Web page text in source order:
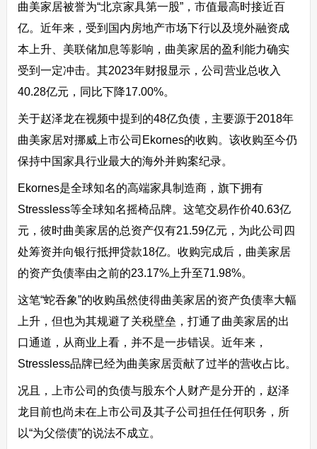
曲美家居被誉为“北京家具第一股”，市值最高时接近百
亿。近年来，受到国内房地产市场下行以及境外融资成
本上升、美联储加息等影响，曲美家居的盈利能力确实
受到一定冲击。其2023年财报显示，公司营业总收入
40.28亿元，同比下降17.00%。
关于赵泽龙在视频中提到的48亿负债，主要源于2018年
曲美家居对挪威上市公司Ekornes的收购。该收购至今仍
保持中国家具行业最大的海外并购案纪录。
Ekornes是全球知名的高端家具制造商，旗下拥有
Stressless等全球知名摇椅品牌。这笔交易作价40.63亿
元，彼时曲美家居的总资产仅有21.59亿元，为此公司四
处筹资并向银行抵押贷款18亿。收购完成后，曲美家居
的资产负债率由之前的23.17%上升至71.98%。
这笔“蛇吞象”的收购虽然使得曲美家居的资产负债率大幅
上升，但也为其规避了关税壁垒，打通了曲美家居的出
口通道，从商业上看，并不是一步错误。近年来，
Stressless品牌已经为曲美家居贡献了过半的营收占比。
况且，上市公司的负债与股东个人财产是分开的，赵泽
龙目前也尚未在上市公司及其子公司担任任何职务，所
以“为父偿债”的说法不成立。